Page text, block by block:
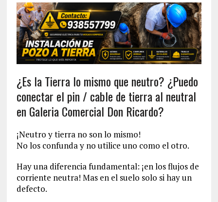
¿Es la Tierra lo mismo que neutro? ¿Puedo
conectar el pin / cable de tierra al neutral
en Galeria Comercial Don Ricardo?
¡Neutro y tierra no son lo mismo!
No los confunda y no utilice uno como el otro.
Hay una diferencia fundamental: ¡en los flujos de
corriente neutra! Mas en el suelo solo si hay un
defecto.